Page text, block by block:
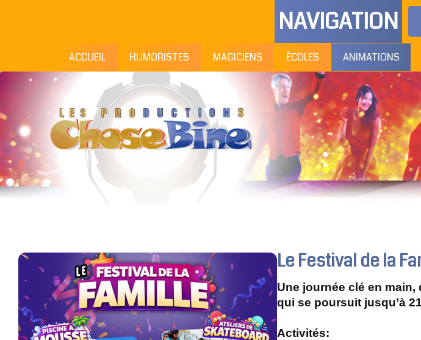
NAVIGATION
ACCUEIL HUMORISTES MAGICIENS ÉCOLES ANIMATIONS
Le Festival de la
Une journée clé en main,
qui se poursuit jusqu’à
Activités: